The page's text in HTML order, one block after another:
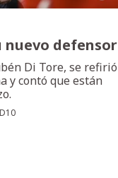
nuevo defensor
Di Tore, se refirió
y contó que están